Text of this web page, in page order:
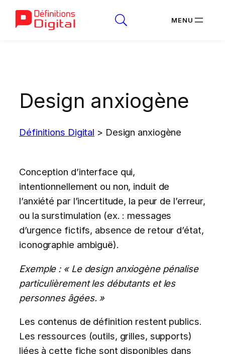
Design anxiogène
Définitions Digital > Design anxiogène
Conception d’interface qui,
intentionnellement ou non, induit de
l’anxiété par l’incertitude, la peur de l’erreur,
ou la surstimulation (ex. : messages
d’urgence fictifs, absence de retour d’état,
iconographie ambiguë).
Exemple : « Le design anxiogène pénalise
particulièrement les débutants et les
personnes âgées. »
Les contenus de définition restent publics.
Les ressources (outils, grilles, supports)
liées à cette fiche sont disponibles dans